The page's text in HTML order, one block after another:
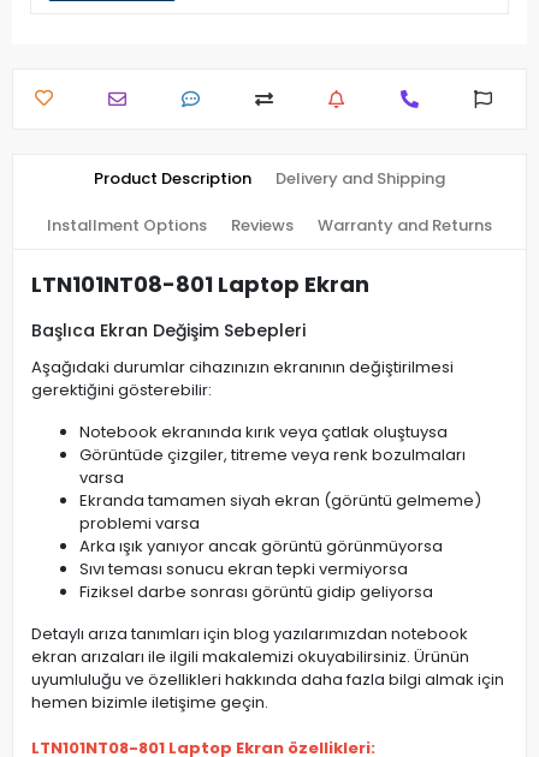
Product Description Delivery and Shipping
Installment Options Reviews Warranty and Returns
LTN101NT08-801 Laptop Ekran
Başlıca Ekran Değişim Sebepleri
Aşağıdaki durumlar cihazınızın ekranının değiştirilmesi
gerektiğini gösterebilir:
Notebook ekranında kırık veya çatlak oluştuysa
Görüntüde çizgiler, titreme veya renk bozulmaları
varsa
Ekranda tamamen siyah ekran (görüntü gelmeme)
problemi varsa
Arka ışık yanıyor ancak görüntü görünmüyorsa
Sıvı teması sonucu ekran tepki vermiyorsa
Fiziksel darbe sonrası görüntü gidip geliyorsa
Detaylı arıza tanımları için blog yazılarımızdan notebook
ekran arızaları ile ilgili makalemizi okuyabilirsiniz. Ürünün
uyumluluğu ve özellikleri hakkında daha fazla bilgi almak için
hemen bizimle iletişime geçin.
LTN101NT08-801 Laptop Ekran özellikleri: